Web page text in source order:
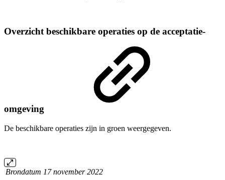
Overzicht beschikbare operaties op de acceptatie-
omgeving
De beschikbare operaties zijn in groen weergegeven.
Brondatum 17 november 2022